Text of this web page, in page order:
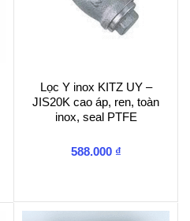
Lọc Y inox KITZ UY –
JIS20K cao áp, ren, toàn
inox, seal PTFE
588.000 ₫